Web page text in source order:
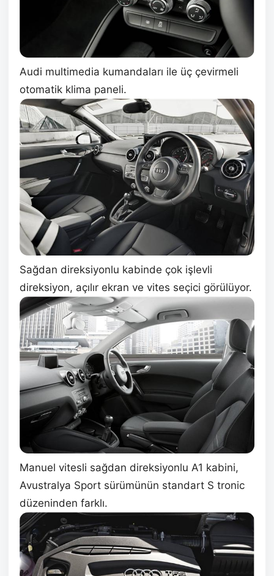
Audi multimedia kumandaları ile üç çevirmeli
otomatik klima paneli.
Sağdan direksiyonlu kabinde çok işlevli
direksiyon, açılır ekran ve vites seçici görülüyor.
Manuel vitesli sağdan direksiyonlu A1 kabini,
Avustralya Sport sürümünün standart S tronic
düzeninden farklı.